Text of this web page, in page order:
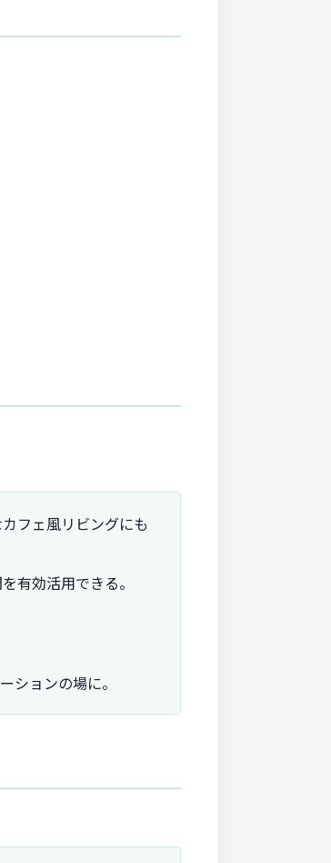
フェ風リビングにも
有効活用できる。
ションの場に。